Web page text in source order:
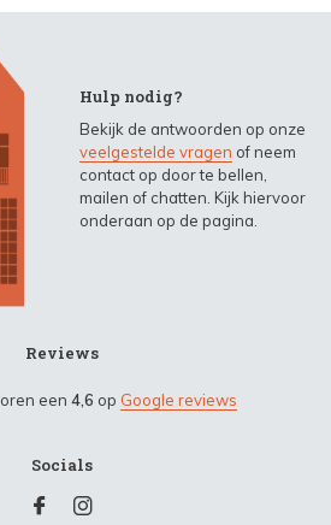
Hulp nodig?
Bekijk de antwoorden op onze
veelgestelde vragen of neem
contact op door te bellen,
mailen of chatten. Kijk hiervoor
onderaan op de pagina.
Reviews
een 4,6 op Google reviews
Socials